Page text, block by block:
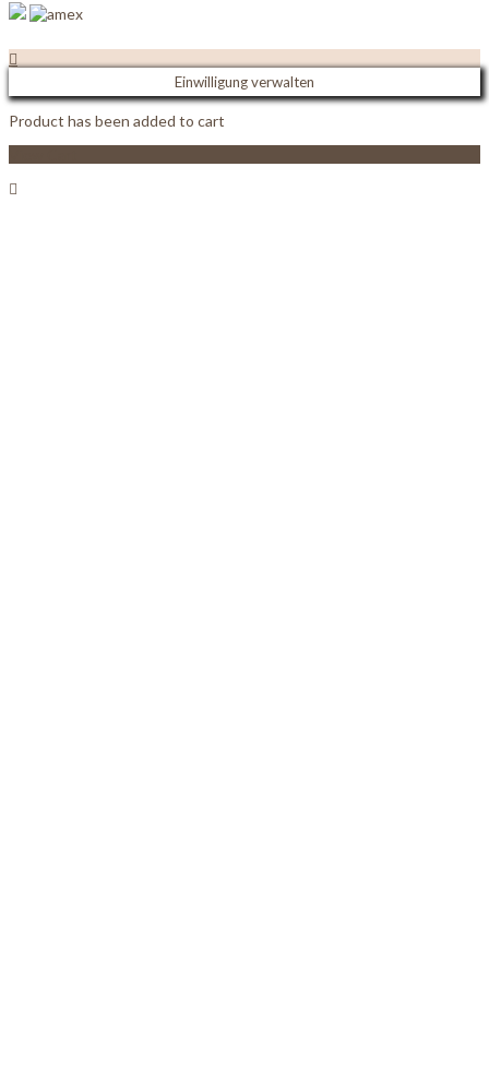
Einwilligung verwalten
Product has been added to cart